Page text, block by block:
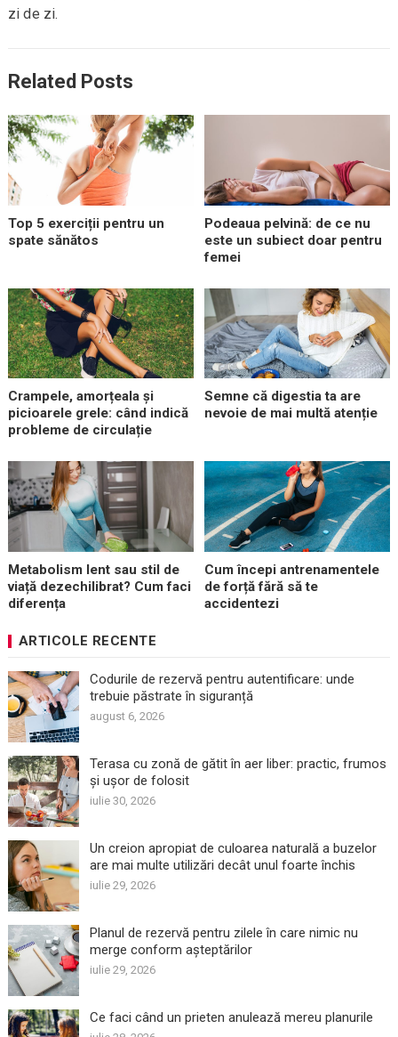
zi de zi.
Related Posts
Top 5 exerciții pentru un
spate sănătos
Podeaua pelvină: de ce nu
este un subiect doar pentru
femei
Crampele, amorțeala și
picioarele grele: când indică
probleme de circulație
Semne că digestia ta are
nevoie de mai multă atenție
Metabolism lent sau stil de
viață dezechilibrat? Cum faci
diferența
Cum începi antrenamentele
de forță fără să te
accidentezi
ARTICOLE RECENTE
Codurile de rezervă pentru autentificare: unde
trebuie păstrate în siguranță
august 6, 2026
Terasa cu zonă de gătit în aer liber: practic, frumos
și ușor de folosit
iulie 30, 2026
Un creion apropiat de culoarea naturală a buzelor
are mai multe utilizări decât unul foarte închis
iulie 29, 2026
Planul de rezervă pentru zilele în care nimic nu
merge conform așteptărilor
iulie 29, 2026
Ce faci când un prieten anulează mereu planurile